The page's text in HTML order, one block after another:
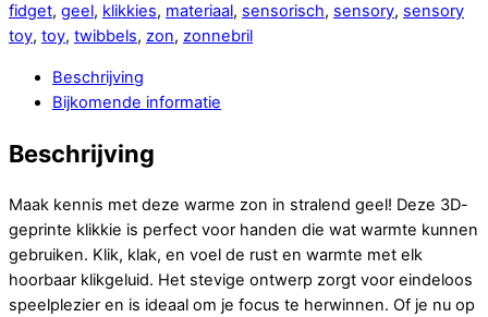
fidget, geel, klikkies, materiaal, sensorisch, sensory, sensory
toy, toy, twibbels, zon, zonnebril
Beschrijving
Bijkomende informatie
Beschrijving
Maak kennis met deze warme zon in stralend geel! Deze 3D-
geprinte klikkie is perfect voor handen die wat warmte kunnen
gebruiken. Klik, klak, en voel de rust en warmte met elk
hoorbaar klikgeluid. Het stevige ontwerp zorgt voor eindeloos
speelplezier en is ideaal om je focus te herwinnen. Of je nu op